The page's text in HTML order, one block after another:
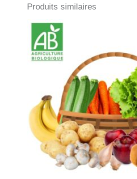
pour
pers
Produits similaires